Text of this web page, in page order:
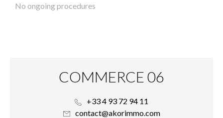
No ongoing procedures
COMMERCE 06
+33 4 93 72 94 11
contact@akorimmo.com